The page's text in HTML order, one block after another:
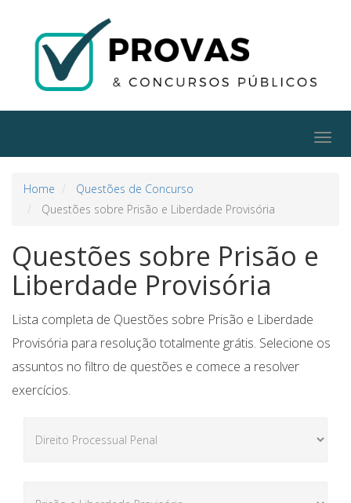
Home
Questões de Concurso
Questões sobre Prisão e Liberdade Provisória
Questões sobre Prisão e
Liberdade Provisória
Lista completa de Questões sobre Prisão e Liberdade
Provisória para resolução totalmente grátis. Selecione os
assuntos no filtro de questões e comece a resolver
exercícios.